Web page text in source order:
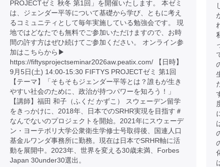
PROJECTゼミ 秋冬 第1回」を開催いたします。 本ゼミ
は、ジェンダー平等について基礎から学び、ともに考え
るコミュニティとして毎年実施している勉強会です。 現
地ではどなたでも無料でご参加いただけますので、お時
間の許す方はぜひ続けてご参加ください。 オンライン参
加はこちらから▶︎
https://fiftysprojectseminar2026aw.peatix.com/ 【日時】
9月5日(土) 14:00-15:30 FIFTYS PROJECTゼミ 第1回
【テーマ】「そもそもジェンダー平等とは？誰もが生き
やすい社会のために、政治が持つパワーを知ろう！」
【講師】福田 和子（ふくだ かずこ） スウェーデン留学
をきっかけに、2018年、日本でのSRHR実現を目指す＃
なんでないのプロジェクトを開始。2021年にスウェーデ
ン・ヨーテボリ大学公衆衛生学修士号取得後、国連人口
基金ルワンダ事務所に勤務。現在は日本でSRHR軸に活
動を展開中。2023年、世界を変える30歳未満、Forbes
Japan 30under30選出。